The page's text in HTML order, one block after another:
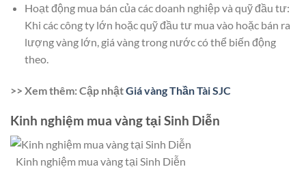
Hoạt động mua bán của các doanh nghiệp và quỹ đầu tư:
Khi các công ty lớn hoặc quỹ đầu tư mua vào hoặc bán ra
lượng vàng lớn, giá vàng trong nước có thể biến động
theo.
>> Xem thêm: Cập nhậtGiá vàng Thần Tài SJC
Kinh nghiệm mua vàng tại Sinh Diễn
Kinh nghiệm mua vàng tại Sinh Diễn